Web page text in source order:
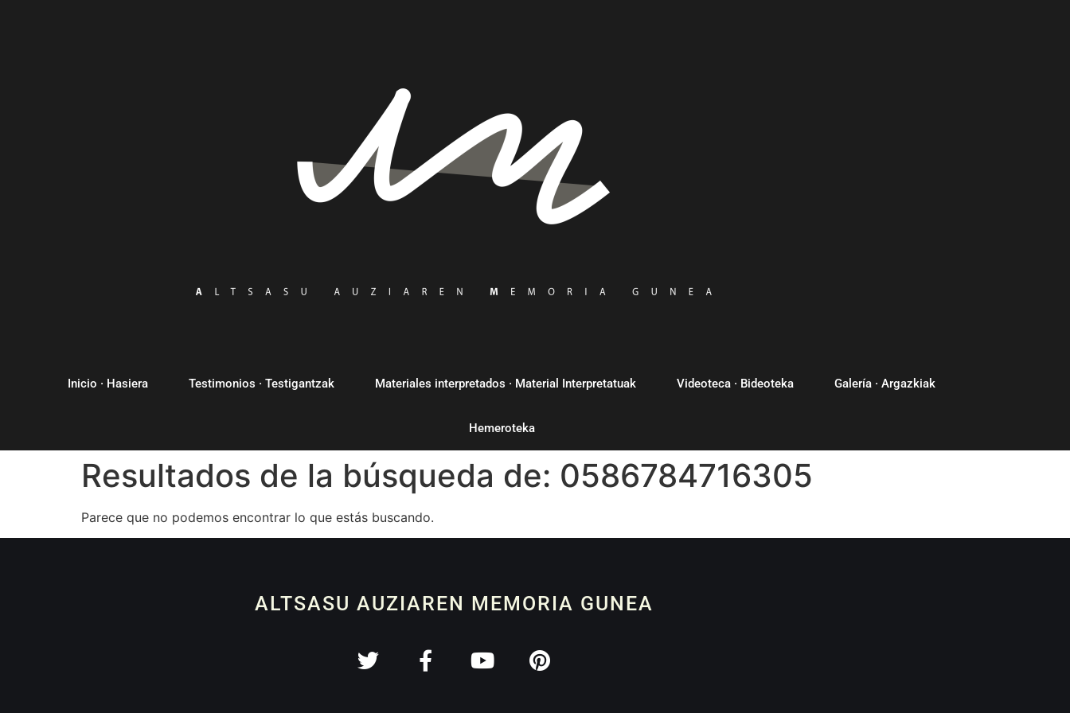
Inicio · Hasiera Testimonios · Testigantzak Materiales interpretados · Material Interpretatuak Videoteca · Bideoteka Galería · Argazkiak
Hemeroteka
Resultados de la búsqueda de: 0586784716305
Parece que no podemos encontrar lo que estás buscando.
ALTSASU AUZIAREN MEMORIA GUNEA